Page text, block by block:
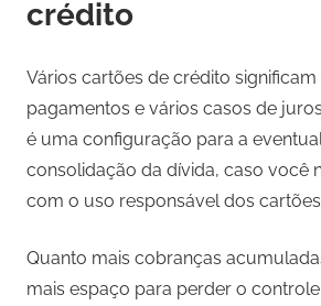
crédito
Vários cartões de crédito significam
pagamentos e vários casos de
é uma configuração para a
consolidação da dívida, caso você
com o uso responsável dos
Quanto mais cobranças
mais espaço para perder o